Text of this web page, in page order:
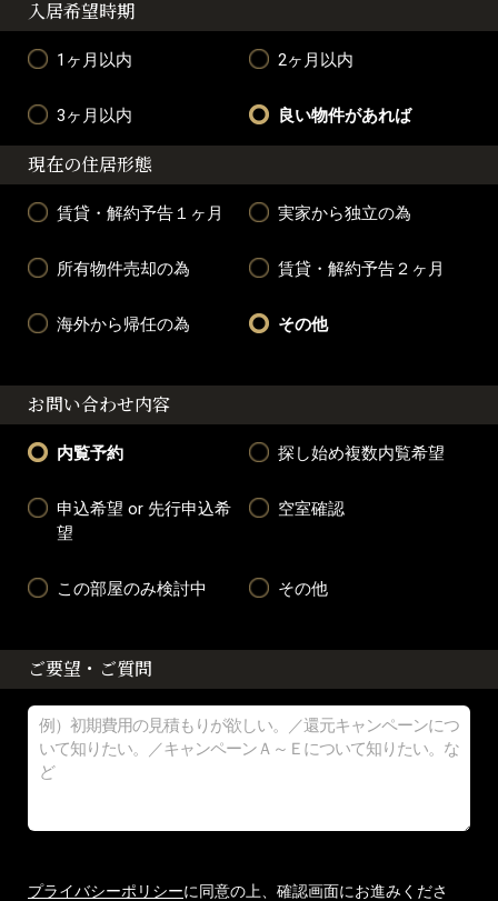
入居希望時期
1ヶ月以内 2ヶ月以内
3ヶ月以内 良い物件があれば
現在の住居形態
賃貸・解約予告１ヶ月 実家から独立の為
所有物件売却の為 賃貸・解約予告２ヶ月
海外から帰任の為 その他
お問い合わせ内容
内覧予約 探し始め複数内覧希望
申込希望 or 先行申込希
望
空室確認
この部屋のみ検討中 その他
ご要望・ご質問
プライバシーポリシーに同意の上、確認画面にお進みくださ